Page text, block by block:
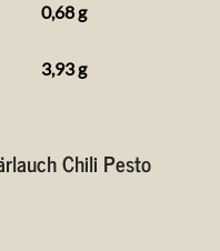
0,68 g
3,93 g
Chili Pesto